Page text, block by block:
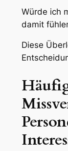
Würde ich
damit
Diese